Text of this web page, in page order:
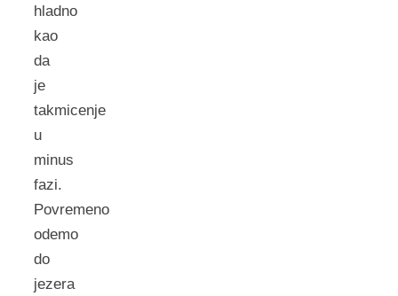
hladno
kao
da
je
takmicenje
u
minus
fazi.
Povremeno
odemo
do
jezera